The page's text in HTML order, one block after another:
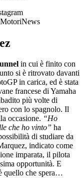
in cui è finito con
si è ritrovato davanti
in carica, ed è stata
francese di Yamaha
più volte di
con lo spagnolo. Il
occasione. “Ho
che ho vinto” ha
di studiare da
indicato come
imparata, il pilota
opportunità. E
quello che spera…